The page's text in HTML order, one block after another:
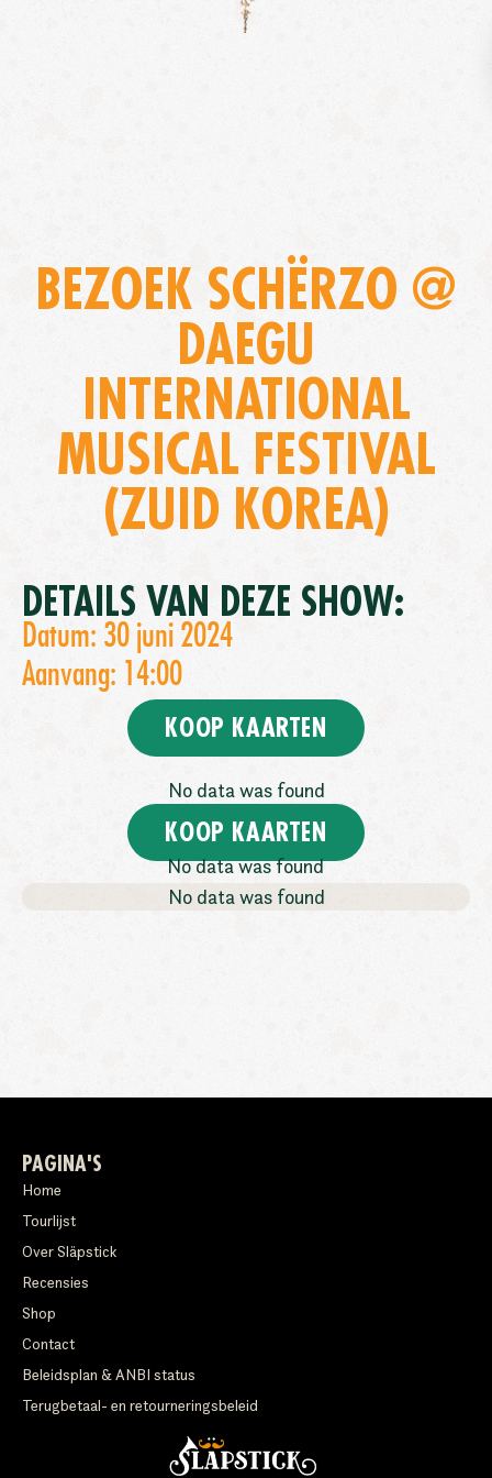
BEZOEK SCHËRZO @
DAEGU
INTERNATIONAL
MUSICAL FESTIVAL
(ZUID KOREA)
DETAILS VAN DEZE SHOW:
Datum: 30 juni 2024
Aanvang: 14:00
KOOP KAARTEN
No data was found
KOOP KAARTEN
No data was found
No data was found
PAGINA'S
Home
Tourlijst
Over Släpstick
Recensies
Shop
Contact
Beleidsplan & ANBI status
Terugbetaal- en retourneringsbeleid